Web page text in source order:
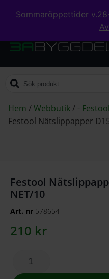
Sommaröppettider
Hem /Webbutik/ -
Festool Nätslippapper
Festool
NET/10
Art. nr 578654
210 kr